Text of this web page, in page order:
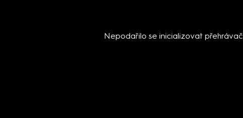
Nepodařilo se inicializovat přehrávač